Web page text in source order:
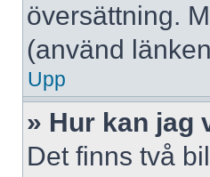
översättning.
(använd
Upp
» Hur kan jag
Det finns två